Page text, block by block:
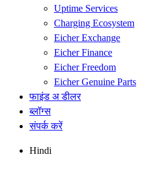
Uptime Services
Charging Ecosystem
Eicher Exchange
Eicher Finance
Eicher Freedom
Eicher Genuine Parts
फाइंड अ डीलर
ब्लॉग्स
संपर्क करें
Hindi